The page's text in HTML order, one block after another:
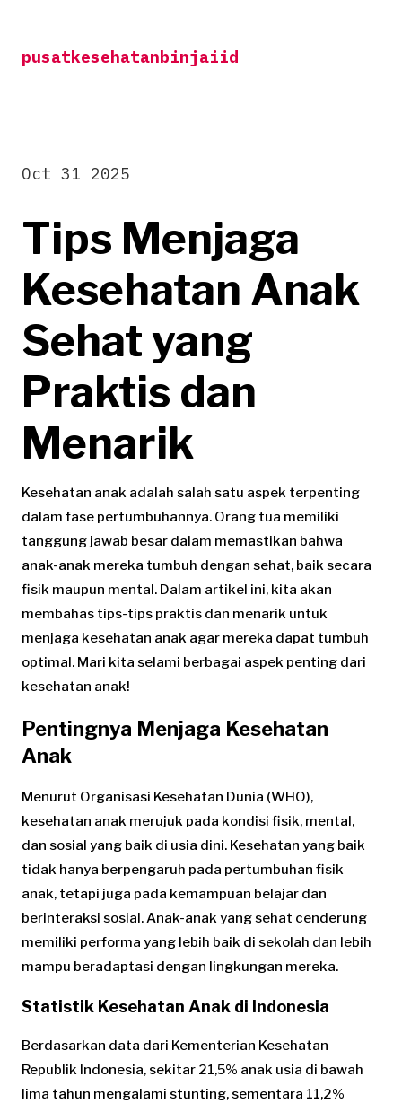
contentpusatkesehatanbinjaiid
Tips Menjaga
Kesehatan Anak
Sehat yang
Praktis dan
Menarik
Oct 31 2025
Kesehatan anak adalah salah satu aspek terpenting
dalam fase pertumbuhannya. Orang tua memiliki
tanggung jawab besar dalam memastikan bahwa
anak-anak mereka tumbuh dengan sehat, baik secara
fisik maupun mental. Dalam artikel ini, kita akan
membahas tips-tips praktis dan menarik untuk
menjaga kesehatan anak agar mereka dapat tumbuh
optimal. Mari kita selami berbagai aspek penting dari
kesehatan anak!
Pentingnya Menjaga Kesehatan
Anak
Menurut Organisasi Kesehatan Dunia (WHO),
kesehatan anak merujuk pada kondisi fisik, mental,
dan sosial yang baik di usia dini. Kesehatan yang baik
tidak hanya berpengaruh pada pertumbuhan fisik
anak, tetapi juga pada kemampuan belajar dan
berinteraksi sosial. Anak-anak yang sehat cenderung
memiliki performa yang lebih baik di sekolah dan lebih
mampu beradaptasi dengan lingkungan mereka.
Statistik Kesehatan Anak di Indonesia
Berdasarkan data dari Kementerian Kesehatan
Republik Indonesia, sekitar 21,5% anak usia di bawah
lima tahun mengalami stunting, sementara 11,2%